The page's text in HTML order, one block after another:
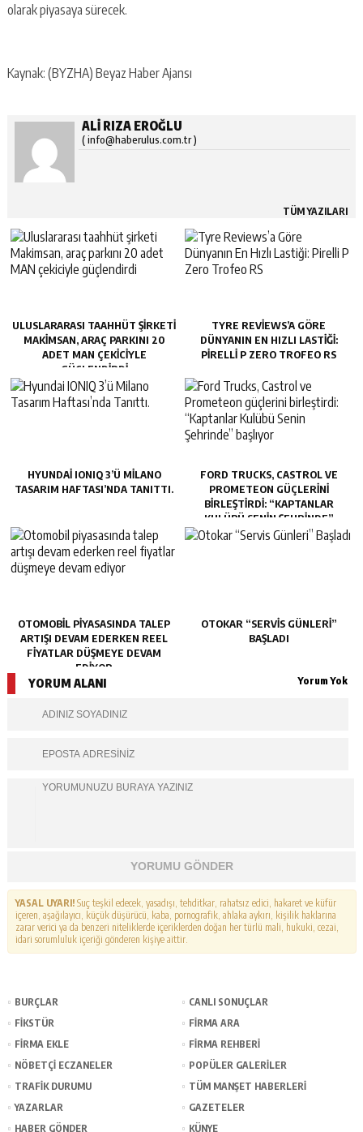
olarak piyasaya sürecek.
Kaynak: (BYZHA) Beyaz Haber Ajansı
ALI RIZA EROĞLU
( info@haberulus.com.tr )
TÜM YAZILARI
ULUSLARARASI TAAHHÜT ŞIRKETI
MAKIMSAN, ARAÇ PARKINI 20
ADET MAN ÇEKICIYLE
GÜÇLENDIRDI
TYRE REVIEWS’A GÖRE
DÜNYANIN EN HIZLI LASTIĞI:
PIRELLI P ZERO TROFEO RS
HYUNDAI IONIQ 3’Ü MILANO
TASARIM HAFTASI’NDA TANITTI.
FORD TRUCKS, CASTROL VE
PROMETEON GÜÇLERINI
BIRLEŞTIRDI: “KAPTANLAR
KULÜBÜ SENIN ŞEHRINDE”
BAŞLIYOR
OTOMOBIL PIYASASINDA TALEP
ARTIŞI DEVAM EDERKEN REEL
FIYATLAR DÜŞMEYE DEVAM
EDIYOR
OTOKAR “SERVIS GÜNLERI”
BAŞLADI
YORUM ALANI Yorum Yok
YORUMU GÖNDER
YASAL UYARI!Suç teşkil edecek, yasadışı, tehditkar, rahatsız edici, hakaret ve küfür
içeren, aşağılayıcı, küçük düşürücü, kaba, pornografik, ahlaka aykırı, kişilik haklarına
zarar verici ya da benzeri niteliklerde içeriklerden doğan her türlü mali, hukuki, cezai,
idari sorumluluk içeriği gönderen kişiye aittir.
BURÇLAR
CANLI SONUÇLAR
FİKSTÜR
FİRMA ARA
FİRMA EKLE
FİRMA REHBERİ
NÖBETÇİ ECZANELER
POPÜLER GALERİLER
TRAFİK DURUMU
TÜM MANŞET HABERLERİ
YAZARLAR
GAZETELER
HABER GÖNDER
KÜNYE